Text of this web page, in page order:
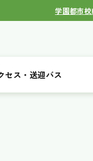
学園都市
セス・送迎バス